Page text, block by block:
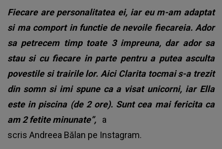
Fiecare are personalitatea ei, iar eu m-am adaptat
si ma comport in functie de nevoile fiecareia. Ador
sa petrecem timp toate 3 impreuna, dar ador sa
stau si cu fiecare in parte pentru a putea asculta
povestile si trairile lor. Aici Clarita tocmai s-a trezit
din somn si imi spune ca a visat unicorni, iar Ella
este in piscina (de 2 ore). Sunt cea mai fericita ca
am 2 fetite minunate”,
a
scris Andreea Bălan pe Instagram.